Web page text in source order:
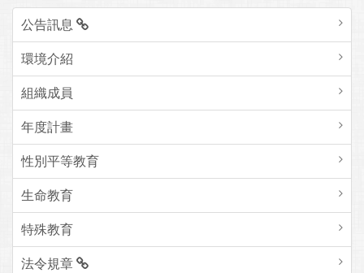
公告訊息
環境介紹
組織成員
年度計畫
性別平等教育
生命教育
特殊教育
法令規章